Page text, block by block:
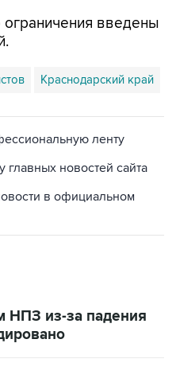
ограничения введены
Краснодарский край
ленту
главных новостей сайта
в официальном
НПЗ из-за падения